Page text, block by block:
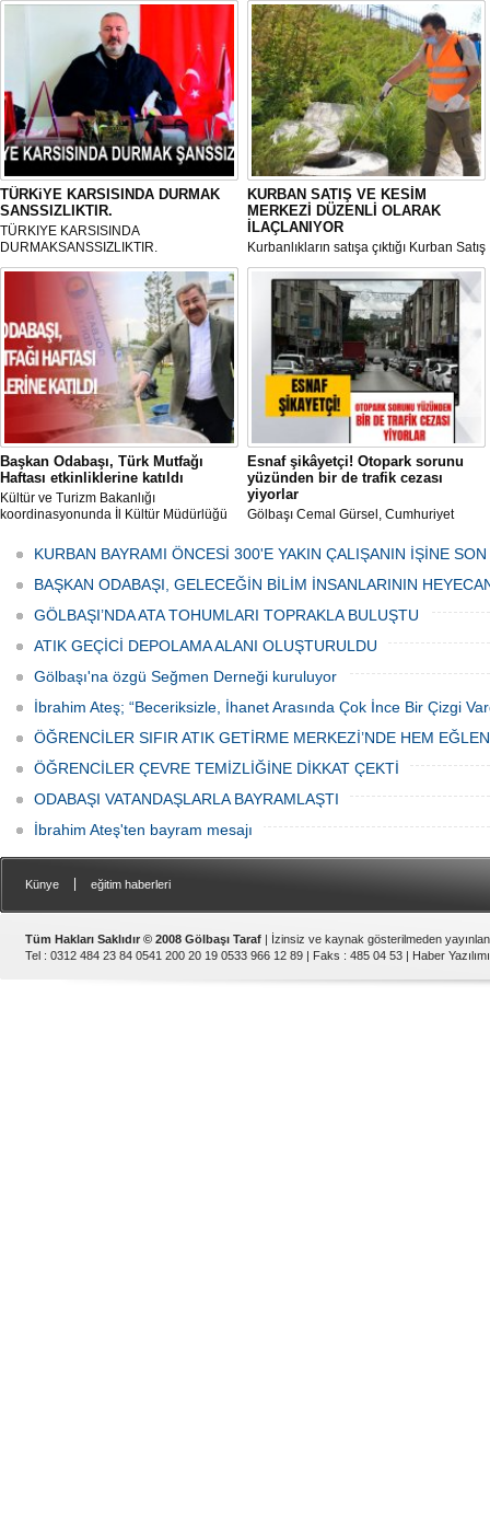
TÜRKiYE KARSISINDA DURMAK
SANSSIZLIKTIR.
TÜRKIYE KARSISINDA
DURMAKSANSSIZLIKTIR.
KURBAN SATIŞ VE KESİM
MERKEZİ DÜZENLİ OLARAK
İLAÇLANIYOR
Kurbanlıkların satışa çıktığı Kurban Satış
ve Kesim Merkezi, haşere ve
mikropların önüne geçilmesi amacıyla
her gün Gölbaşı Belediyesi ekipleri
tarafından düzenli olarak ilaçlanıyor.
Başkan Odabaşı, Türk Mutfağı
Haftası etkinliklerine katıldı
Kültür ve Turizm Bakanlığı
koordinasyonunda İl Kültür Müdürlüğü
Haftası" etkinlikleri Ankara'da devam
ediyor.
Esnaf şikâyetçi! Otopark sorunu
yüzünden bir de trafik cezası
yiyorlar
Gölbaşı Cemal Gürsel, Cumhuriyet
bulunan esnaf ve alışverişe gelen
vatandaşlar park cezaları yüzünden
canından bezdi.
KURBAN BAYRAMI ÖNCESİ 300'E YAKIN ÇALIŞANIN İŞİNE
BAŞKAN ODABAŞI, GELECEĞİN BİLİM İNSANLARININ
GÖLBAŞI’NDA ATA TOHUMLARI TOPRAKLA BULUŞTU
ATIK GEÇİCİ DEPOLAMA ALANI OLUŞTURULDU
Gölbaşı'na özgü Seğmen Derneği kuruluyor
İbrahim Ateş; “Beceriksizle, İhanet Arasında Çok İnce Bir Çizgi
ÖĞRENCİLER SIFIR ATIK GETİRME MERKEZİ’NDE HEM
ÖĞRENCİLER ÇEVRE TEMİZLİĞİNE DİKKAT ÇEKTİ
ODABAŞI VATANDAŞLARLA BAYRAMLAŞTI
İbrahim Ateş'ten bayram mesajı
Künye eğitim haberleri
Tüm Hakları Saklıdır © 2008 Gölbaşı Taraf | İzinsiz ve kaynak gösterilmeden
Tel : 0312 484 23 84 0541 200 20 19 0533 966 12 89 | Faks : 485 04 53 | Haber Yazılımı